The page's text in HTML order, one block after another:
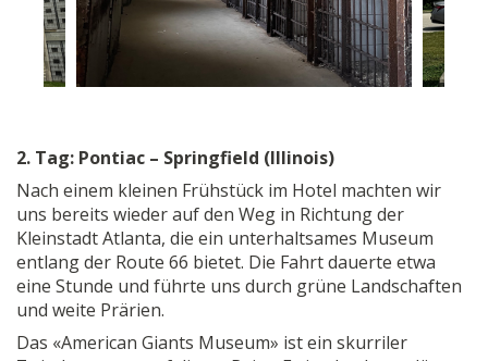
2. Tag: Pontiac – Springfield (Illinois)
Nach einem kleinen Frühstück im Hotel machten wir
uns bereits wieder auf den Weg in Richtung der
Kleinstadt Atlanta, die ein unterhaltsames Museum
entlang der Route 66 bietet. Die Fahrt dauerte etwa
eine Stunde und führte uns durch grüne Landschaften
und weite Prärien.
Das «American Giants Museum» ist ein skurriler